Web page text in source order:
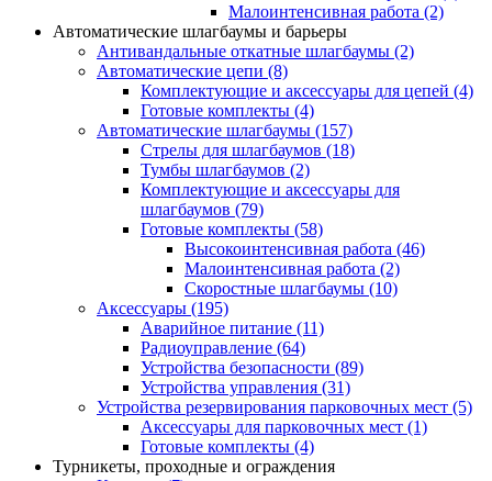
Малоинтенсивная работа (2)
Автоматические шлагбаумы и барьеры
Антивандальные откатные шлагбаумы (2)
Автоматические цепи (8)
Комплектующие и аксессуары для цепей (4)
Готовые комплекты (4)
Автоматические шлагбаумы (157)
Стрелы для шлагбаумов (18)
Тумбы шлагбаумов (2)
Комплектующие и аксессуары для
шлагбаумов (79)
Готовые комплекты (58)
Высокоинтенсивная работа (46)
Малоинтенсивная работа (2)
Скоростные шлагбаумы (10)
Аксессуары (195)
Аварийное питание (11)
Радиоуправление (64)
Устройства безопасности (89)
Устройства управления (31)
Устройства резервирования парковочных мест (5)
Аксессуары для парковочных мест (1)
Готовые комплекты (4)
Турникеты, проходные и ограждения